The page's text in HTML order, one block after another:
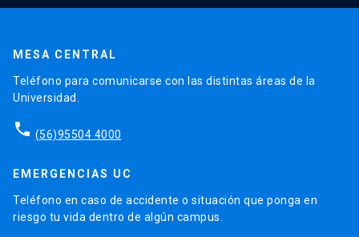
MESA CENTRAL
Teléfono para comunicarse con las distintas áreas de la
Universidad.
phone (56)95504 4000
EMERGENCIAS UC
Teléfono en caso de accidente o situación que ponga en
riesgo tu vida dentro de algún campus.